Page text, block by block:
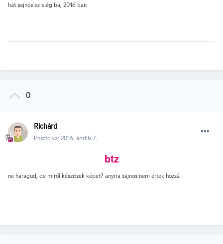
hát sajnos ez elég baj 2016 ban
0
Richárd
Posztolva: 2016. április 7.
btz
ne haragudj de miről készitsek képet? anyira sajnos nem értek hozzá